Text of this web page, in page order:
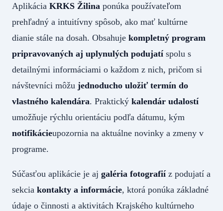
Aplikácia KRKS Žilina ponúka používateľom
prehľadný a intuitívny spôsob, ako mať kultúrne
dianie stále na dosah. Obsahuje kompletný program
pripravovaných aj uplynulých podujatí spolu s
detailnými informáciami o každom z nich, pričom si
návštevníci môžu jednoducho uložiť termín do
vlastného kalendára. Praktický kalendár udalostí
umožňuje rýchlu orientáciu podľa dátumu, kým
notifikácieupozornia na aktuálne novinky a zmeny v
programe.
Súčasťou aplikácie je aj galéria fotografií z podujatí a
sekcia kontakty a informácie, ktorá ponúka základné
údaje o činnosti a aktivitách Krajského kultúrneho